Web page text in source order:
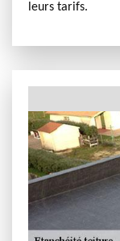
leurs tarifs.